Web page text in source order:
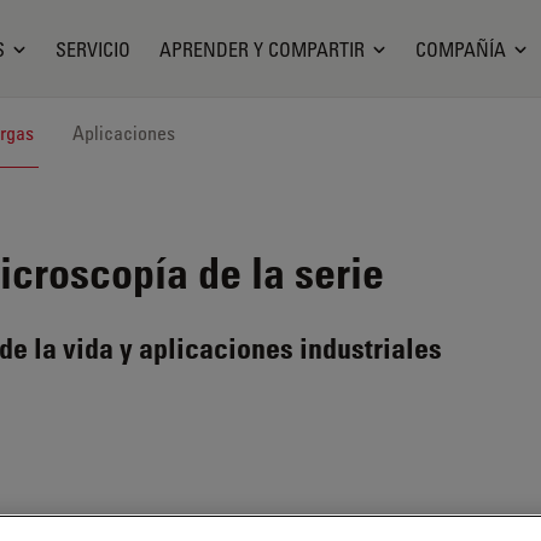
SERVICIO APRENDER Y COMPARTIR COMPAÑÍA
Aplicaciones
de la serie
la vida y aplicaciones industriales